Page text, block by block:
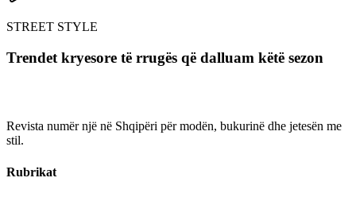
STREET STYLE
Trendet kryesore të rrugës që dalluam këtë sezon
Revista numër një në Shqipëri për modën, bukurinë dhe jetesën me
stil.
Rubrikat